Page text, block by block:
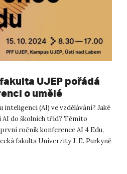
UJEP pořádá
o umělé
inteligenci (AI) ve vzdělávání? Jaké
do školních tříd? Těmito
ročník konference AI 4 Edu,
fakulta Univerzity J. E. Purkyně